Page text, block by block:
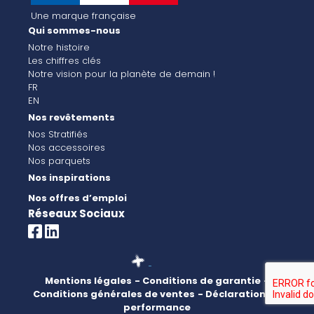
Une marque française
Qui sommes-nous
Notre histoire
Les chiffres clés
Notre vision pour la planète de demain !
FR
EN
Nos revêtements
Nos Stratifiés
Nos accessoires
Nos parquets
Nos inspirations
Nos offres d’emploi
Réseaux Sociaux
Mentions légales - Conditions de garantie -
Conditions générales de ventes - Déclaration de
performance